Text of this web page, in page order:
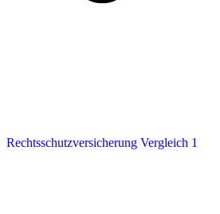
Rechtsschutzversicherung Vergleich 1